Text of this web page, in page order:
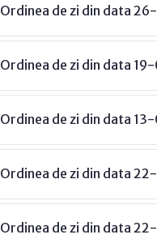
Ordinea de zi din data
Ordinea de zi din data
Ordinea de zi din data
Ordinea de zi din data
Ordinea de zi din data